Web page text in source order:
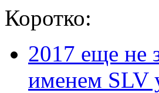
Коротко:
2017 еще не
именем SLV